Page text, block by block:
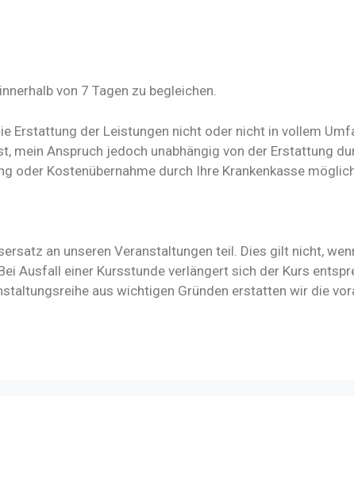
von 7 Tagen zu begleichen.
Erstattung der Leistungen nicht oder nicht in vollem
mein Anspruch jedoch unabhängig von der Erstattung
oder Kostenübernahme durch Ihre Krankenkasse
an unseren Veranstaltungen teil. Dies gilt nicht,
Ausfall einer Kursstunde verlängert sich der Kurs
aus wichtigen Gründen erstatten wir die